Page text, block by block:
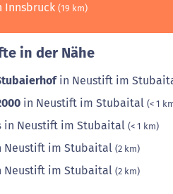
Innsbruck (19 km)
in der Nähe
in Neustift im
in Neustift im Stubaital (< 1
in Neustift im Stubaital (< 1 km)
im Stubaital (2 km)
im Stubaital (2 km)